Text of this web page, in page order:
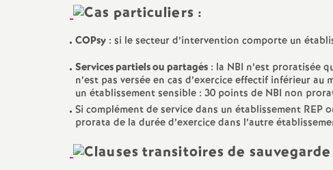
COPsy : si le secteur d’intervention comporte un
Services partiels ou partagés : la NBI n’est proratisée
n’est pas versée en cas d’exercice effectif inférieur au
un établissement sensible : 30 points de NBI non
Si complément de service dans un établissement REP
prorata de la durée d’exercice dans l’autre